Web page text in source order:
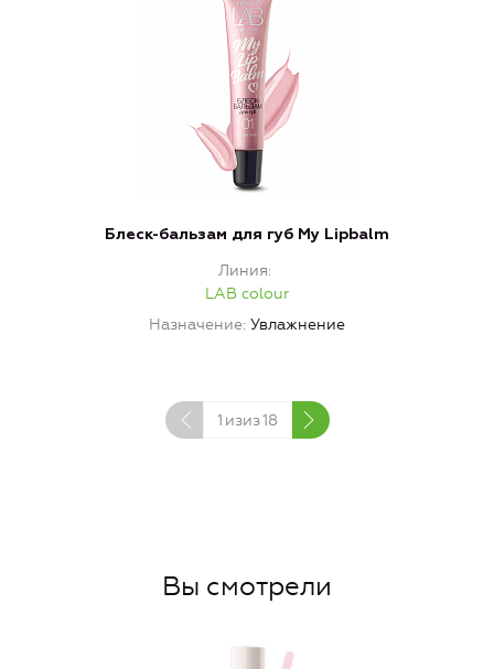
Блеск-бальзам для губ My Lipbalm
Линия
LAB colour
Назначение Увлажнение
1 изиз18
Вы смотрели